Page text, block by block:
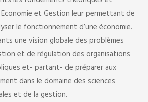
et Gestion leur permettant de
le fonctionnement d’une économie.
une vision globale des problèmes
et de régulation des organisations
et- partant- de préparer aux
dans le domaine des sciences
et de la gestion.